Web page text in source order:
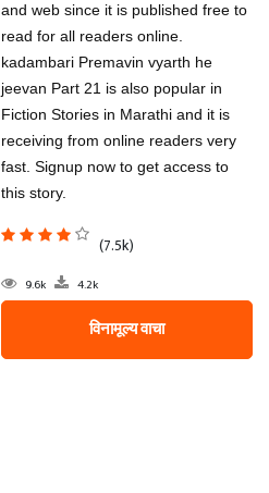
and web since it is published free to
read for all readers online.
kadambari Premavin vyarth he
jeevan Part 21 is also popular in
Fiction Stories in Marathi and it is
receiving from online readers very
fast. Signup now to get access to
this story.
(7.5k)
9.6k 4.2k
विनामूल्य वाचा